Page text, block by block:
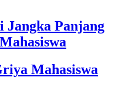
Jangka Panjang
Mahasiswa